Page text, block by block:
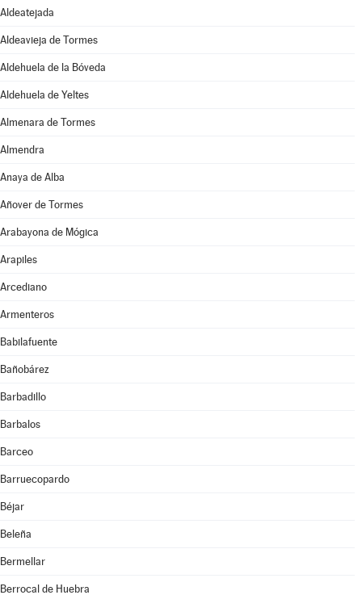
Aldeatejada
Aldeavieja de Tormes
Aldehuela de la Bóveda
Aldehuela de Yeltes
Almenara de Tormes
Almendra
Anaya de Alba
Añover de Tormes
Arabayona de Mógica
Arapiles
Arcediano
Armenteros
Babilafuente
Bañobárez
Barbadillo
Barbalos
Barceo
Barruecopardo
Béjar
Beleña
Bermellar
Berrocal de Huebra